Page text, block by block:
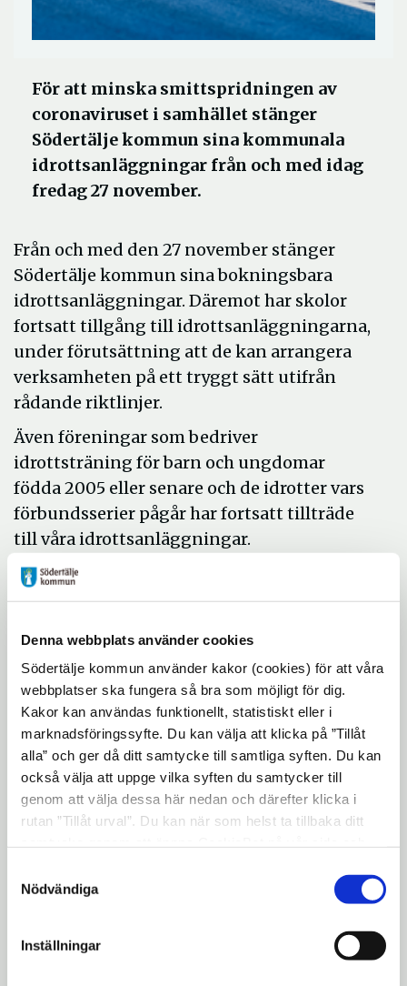
Denna webbplats använder cookies
Södertälje kommun använder kakor (cookies) för att våra
webbplatser ska fungera så bra som möjligt för dig.
Kakor kan användas funktionellt, statistiskt eller i
marknadsföringssyfte. Du kan välja att klicka på ”Tillåt
alla” och ger då ditt samtycke till samtliga syften. Du kan
också välja att uppge vilka syften du samtycker till
genom att välja dessa här nedan och därefter klicka i
rutan ”Tillåt urval”. Du kan när som helst ta tillbaka ditt
"Visa detaljer" kan du läsa om hur kakorna används och
hur vi och våra leverantörer inhämtar och behandlar
Nödvändiga
Inställningar
För att minska smittspridningen av
coronaviruset i samhället stänger
Södertälje kommun sina kommunala
idrottsanläggningar från och med idag
fredag 27 november.
Från och med den 27 november stänger
Södertälje kommun sina bokningsbara
idrottsanläggningar. Däremot har skolor
fortsatt tillgång till idrottsanläggningarna,
under förutsättning att de kan arrangera
verksamheten på ett tryggt sätt utifrån
rådande riktlinjer.
Även föreningar som bedriver
idrottsträning för barn och ungdomar
födda 2005 eller senare och de idrotter vars
förbundsserier pågår har fortsatt tillträde
till våra idrottsanläggningar.
Beslutet gäller från och med måndag den 27
december. Frågor gällande din bokning
skickas tillboka@sodertalje.se. Du kan även
ringa till bokningsservice på 08-523 066 00
Bokningsbara idrottsanläggningar är till
exempel Månskensrinken, Hölö
allaktivitetshall,Pershagenhallen,
Södertäljehallen,Västergårdsarena.
krisinformation.se
Vanliga frågor och svar kopplat till träning